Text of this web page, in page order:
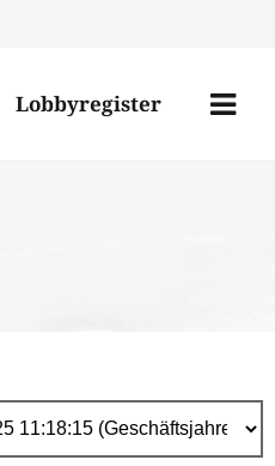
Lobbyregister
Menü